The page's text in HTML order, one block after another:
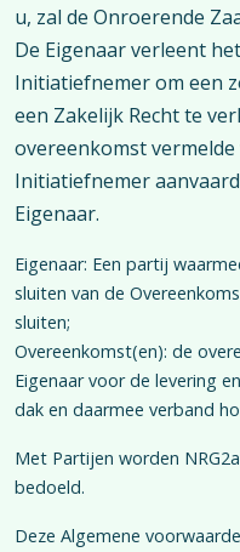
u, zal de Onroerende
De Eigenaar verleent
Initiatiefnemer om een
een Zakelijk Recht te
overeenkomst
Initiatiefnemer
Eigenaar.
Eigenaar: Een partij
sluiten van de
sluiten;
Overeenkomst(en): de
Eigenaar voor de levering
dak en daarmee verband
Met Partijen worden
bedoeld.
Deze Algemene